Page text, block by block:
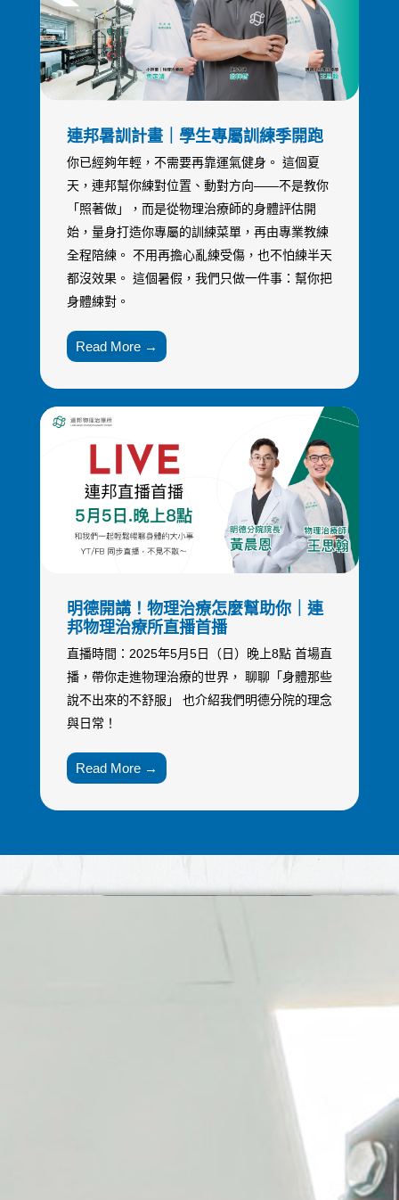
連邦暑訓計畫｜學生專屬訓練季開跑
你已經夠年輕，不需要再靠運氣健身。 這個夏
天，連邦幫你練對位置、動對方向——不是教你
「照著做」，而是從物理治療師的身體評估開
始，量身打造你專屬的訓練菜單，再由專業教練
全程陪練。 不用再擔心亂練受傷，也不怕練半天
都沒效果。 這個暑假，我們只做一件事：幫你把
身體練對。
Read More →
明德開講！物理治療怎麼幫助你｜連
邦物理治療所直播首播
直播時間：2025年5月5日（日）晚上8點 首場直
播，帶你走進物理治療的世界， 聊聊「身體那些
說不出來的不舒服」 也介紹我們明德分院的理念
與日常！
Read More →